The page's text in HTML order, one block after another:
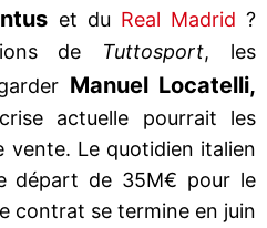
et du Real Madrid ?
de Tuttosport, les
Manuel Locatelli,
actuelle pourrait les
vente. Le quotidien italien
départ de 35M€ pour le
contrat se termine en juin